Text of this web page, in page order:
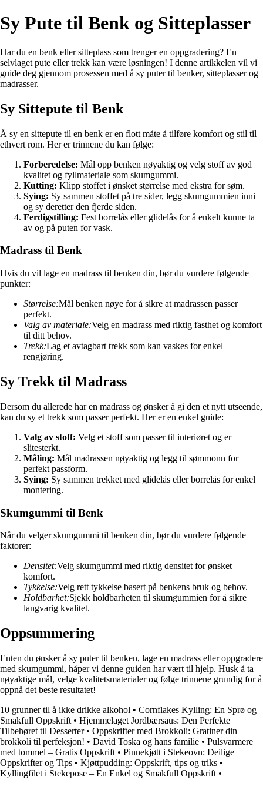
Sy Pute til Benk og Sitteplasser
Har du en benk eller sitteplass som trenger en oppgradering? En
selvlaget pute eller trekk kan være løsningen! I denne artikkelen vil vi
guide deg gjennom prosessen med å sy puter til benker, sitteplasser og
madrasser.
Sy Sittepute til Benk
Å sy en sittepute til en benk er en flott måte å tilføre komfort og stil til
ethvert rom. Her er trinnene du kan følge:
Forberedelse: Mål opp benken nøyaktig og velg stoff av god
kvalitet og fyllmateriale som skumgummi.
Kutting: Klipp stoffet i ønsket størrelse med ekstra for søm.
Sying: Sy sammen stoffet på tre sider, legg skumgummien inni
og sy deretter den fjerde siden.
Ferdigstilling: Fest borrelås eller glidelås for å enkelt kunne ta
av og på puten for vask.
Madrass til Benk
Hvis du vil lage en madrass til benken din, bør du vurdere følgende
punkter:
Størrelse:Mål benken nøye for å sikre at madrassen passer
perfekt.
Valg av materiale:Velg en madrass med riktig fasthet og komfort
til ditt behov.
Trekk:Lag et avtagbart trekk som kan vaskes for enkel
rengjøring.
Sy Trekk til Madrass
Dersom du allerede har en madrass og ønsker å gi den et nytt utseende,
kan du sy et trekk som passer perfekt. Her er en enkel guide:
Valg av stoff: Velg et stoff som passer til interiøret og er
slitesterkt.
Måling: Mål madrassen nøyaktig og legg til sømmonn for
perfekt passform.
Sying: Sy sammen trekket med glidelås eller borrelås for enkel
montering.
Skumgummi til Benk
Når du velger skumgummi til benken din, bør du vurdere følgende
faktorer:
Densitet:Velg skumgummi med riktig densitet for ønsket
komfort.
Tykkelse:Velg rett tykkelse basert på benkens bruk og behov.
Holdbarhet:Sjekk holdbarheten til skumgummien for å sikre
langvarig kvalitet.
Oppsummering
Enten du ønsker å sy puter til benken, lage en madrass eller oppgradere
med skumgummi, håper vi denne guiden har vært til hjelp. Husk å ta
nøyaktige mål, velge kvalitetsmaterialer og følge trinnene grundig for å
oppnå det beste resultatet!
10 grunner til å ikke drikke alkohol • Cornflakes Kylling: En Sprø og
Smakfull Oppskrift • Hjemmelaget Jordbærsaus: Den Perfekte
Tilbehøret til Desserter• Oppskrifter med Brokkoli: Gratiner din
brokkoli til perfeksjon! • David Toska og hans familie • Pulsvarmere
med tommel – Gratis Oppskrift • Pinnekjøtt i Stekeovn: Deilige
Oppskrifter og Tips • Kjøttpudding: Oppskrift, tips og triks •
Kyllingfilet i Stekepose – En Enkel og Smakfull Oppskrift •